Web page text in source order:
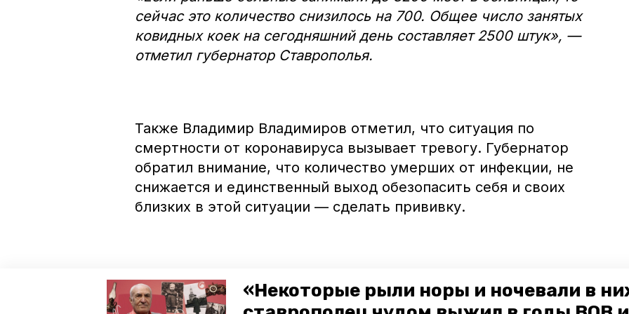
«Некоторые рыли норы и ночевали в
сейчас это количество снизилось на 700. Общее число занятых
ковидных коек на сегодняшний день составляет 2500 штук», —
отметил губернатор Ставрополья.
Также Владимир Владимиров отметил, что ситуация по
смертности от коронавируса вызывает тревогу. Губернатор
обратил внимание, что количество умерших от инфекции, не
снижается и единственный выход обезопасить себя и своих
близких в этой ситуации — сделать прививку.
«Призываю сделать прививку ради себя, своего здоровья. Также не
стоит забывать про меры профилактики», — подчеркнул Владимир